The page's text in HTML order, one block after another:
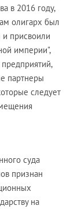
в 2016 году,
олигарх был
и присвоили
империи",
партнеры
следует
суда
признан
на